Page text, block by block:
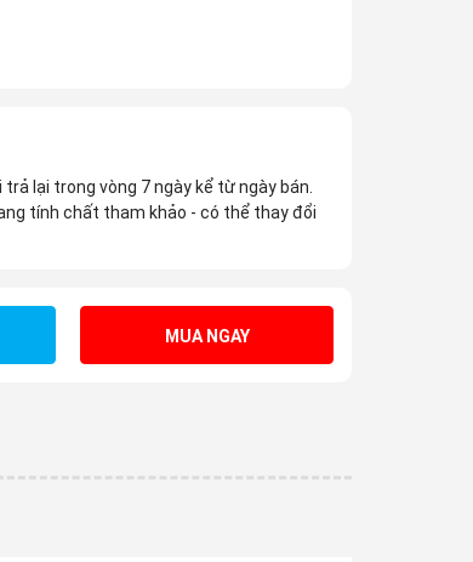
lại trong vòng 7 ngày kể từ ngày bán.
tính chất tham khảo - có thể thay đổi
MUA NGAY